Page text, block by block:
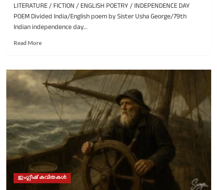
LITERATURE / FICTION / ENGLISH POETRY / INDEPENDENCE DAY
POEM Divided India/English poem by Sister Usha George/79th
Indian independence day...
Read MoreRead
Divided
India/English
poem
by
Sister
Usha
George/Indian
independence
poem
ഇംഗ്ലീഷ് കവിതകൾ